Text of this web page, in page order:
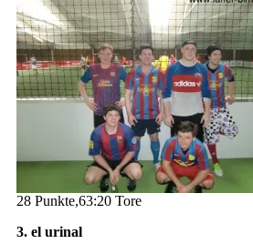
28 Punkte,63:20 Tore
3. el urinal